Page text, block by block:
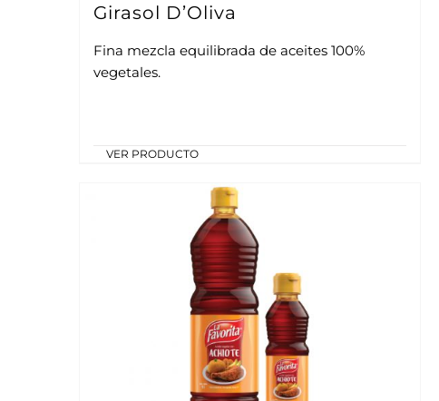
Girasol D’Oliva
Fina mezcla equilibrada de aceites 100%
vegetales.
VER PRODUCTO